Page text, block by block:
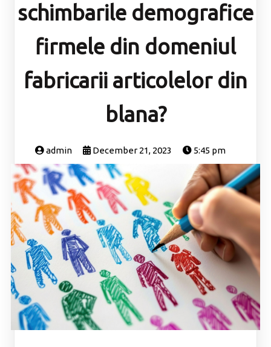
schimbarile demografice
firmele din domeniul
fabricarii articolelor din
blana?
admin December 21, 2023 5:45 pm